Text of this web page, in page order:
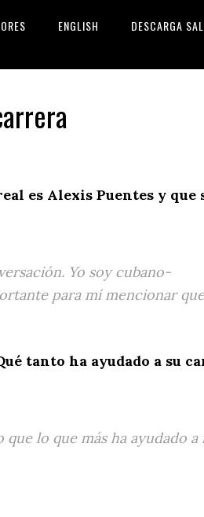
ENGLISH DESCARGA
es Alexis Puentes y que
Yo soy cubano-
para mí mencionar que
tanto ha ayudado a su
lo que más ha ayudado a